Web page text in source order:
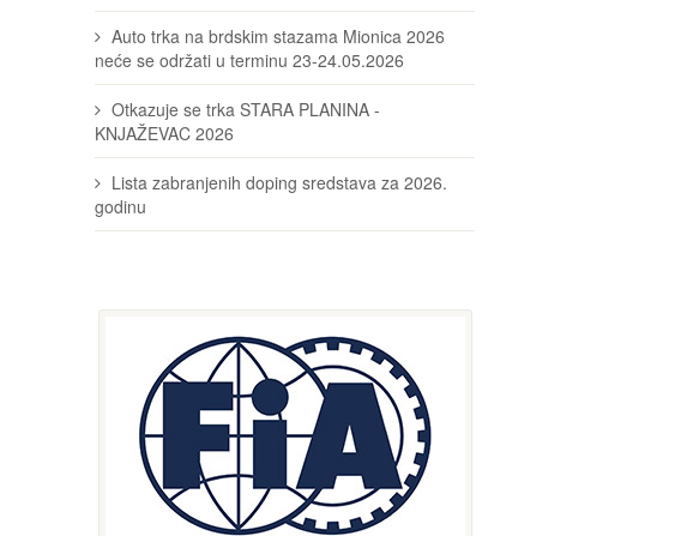
Auto trka na brdskim stazama Mionica 2026
neće se održati u terminu 23-24.05.2026
Otkazuje se trka STARA PLANINA -
KNJAŽEVAC 2026
Lista zabranjenih doping sredstava za 2026.
godinu